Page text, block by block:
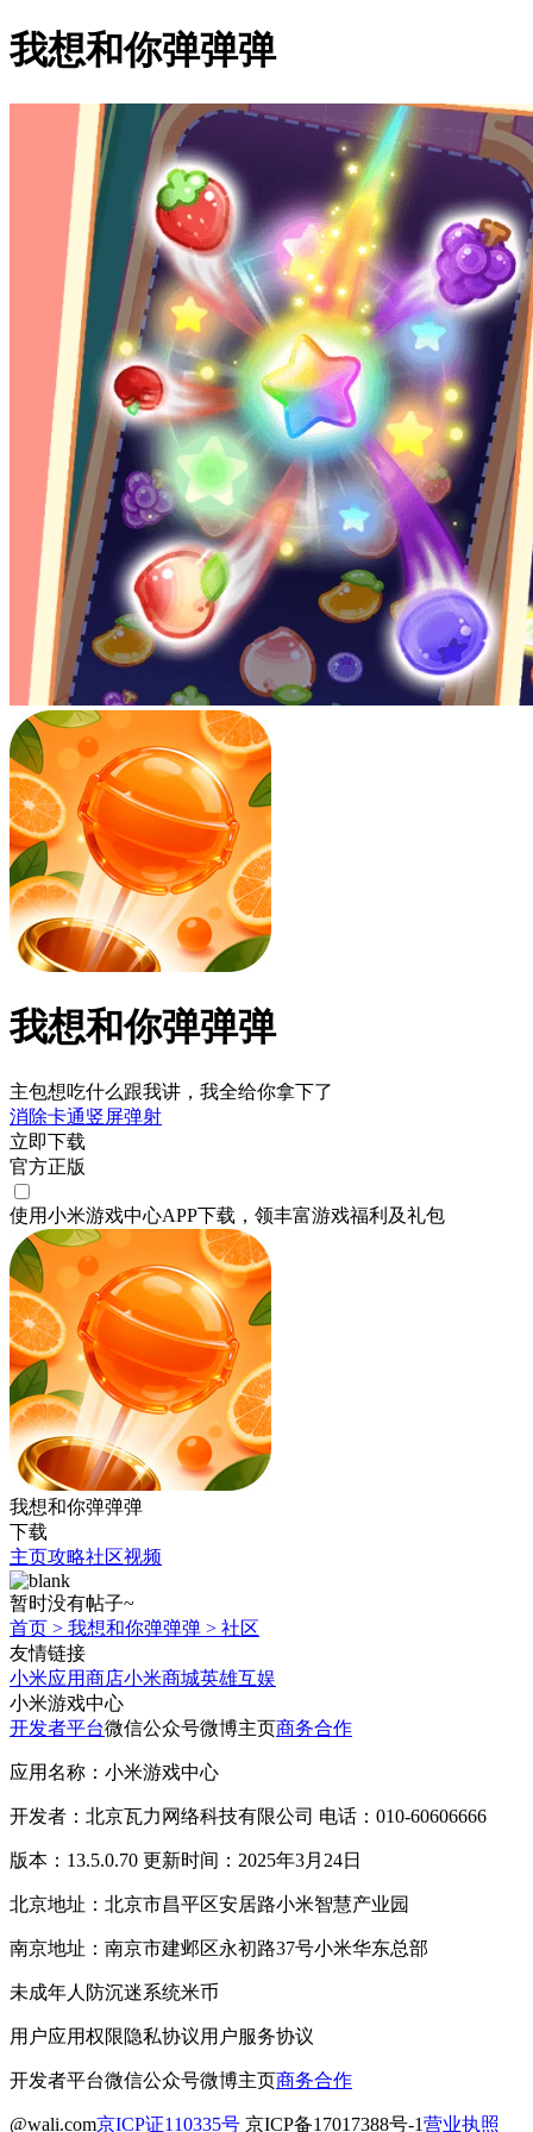
我想和你弹弹弹
我想和你弹弹弹
主包想吃什么跟我讲，我全给你拿下了
消除卡通竖屏弹射
立即下载
官方正版
使用小米游戏中心APP下载 ，领丰富游戏福利 及礼包
我想和你弹弹弹
下载
主页攻略社区视频
暂时没有帖子~
首页 > 我想和你弹弹弹 > 社区
友情链接
小米应用商店小米商城英雄互娱
小米游戏中心
开发者平台微信公众号微博主页商务合作
应用名称：小米游戏中心
开发者：北京瓦力网络科技有限公司 电话：010-60606666
版本：13.5.0.70 更新时间：2025年3月24日
北京地址：北京市昌平区安居路小米智慧产业园
南京地址：南京市建邺区永初路37号小米华东总部
未成年人防沉迷系统米币
用户应用权限隐私协议用户服务协议
开发者平台微信公众号微博主页商务合作
@wali.com京ICP证110335号 京ICP备17017388号-1营业执照